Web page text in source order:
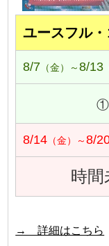
ユースフル・
8/7 （金）～8/13
①
8/14 （金）～8/
時間
→ 詳細はこちら